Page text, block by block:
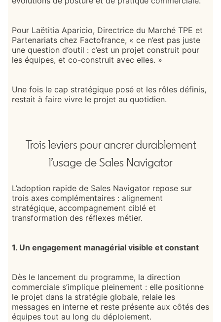
Pour Laëtitia Aparicio, Directrice du Marché TPE et
Partenariats chez Factofrance, « ce n’est pas juste
une question d’outil : c’est un projet construit pour
les équipes, et co-construit avec elles. »
Une fois le cap stratégique posé et les rôles définis,
restait à faire vivre le projet au quotidien.
Trois leviers pour ancrer durablement
l’usage de Sales Navigator
L’adoption rapide de Sales Navigator repose sur
trois axes complémentaires : alignement
stratégique, accompagnement ciblé et
transformation des réflexes métier.
1. Un engagement managérial visible et constant
Dès le lancement du programme, la direction
commerciale s’implique pleinement : elle positionne
le projet dans la stratégie globale, relaie les
messages en interne et reste présente aux côtés des
équipes tout au long du déploiement.